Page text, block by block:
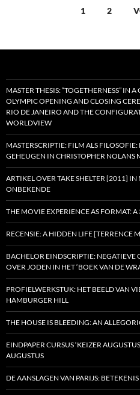
1 2
MASTER THESIS: “TOGETHERNESS” IN
OLYMPIC OPENING AND CLOSING
RIO DE JANEIRO AND THE
WORLDVIEW
MASTERSCRIPTIE: FILM ALS
GEHEUGEN IN CHRISTOPHER NOLANS
ARTIKEL OVER TAKE SHELTER [2011]
ONBEKENDE
THE MOVIE EXPERIENCE AS FORMAT:
RECENSIE: A HIDDEN LIFE [TERRENCE
BACHELOR EINDSCRIPTIE:
OVER JODEN IN HET ‘BOEK VAN DE
PROFIELWERKSTUK: HET BEELD VAN
HAMBURGER HILL
THE HOUSE IS BLEEDING: AN
EINDPAPER CURSUS ‘KEIZER
AUGUSTUS
DE AANSLAGEN VAN PARIJS: